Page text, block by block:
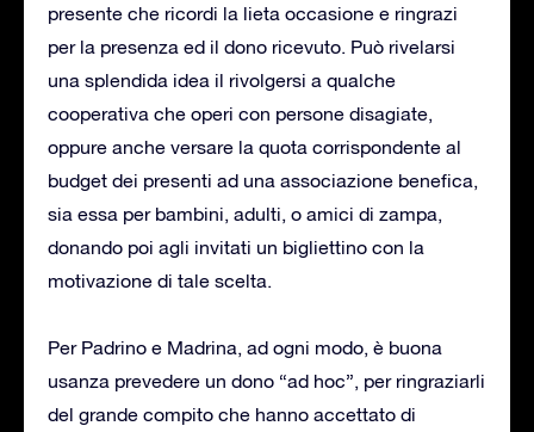
presente che ricordi la lieta occasione e ringrazi
per la presenza ed il dono ricevuto. Può rivelarsi
una splendida idea il rivolgersi a qualche
cooperativa che operi con persone disagiate,
oppure anche versare la quota corrispondente al
budget dei presenti ad una associazione benefica,
sia essa per bambini, adulti, o amici di zampa,
donando poi agli invitati un bigliettino con la
motivazione di tale scelta.
Per Padrino e Madrina, ad ogni modo, è buona
usanza prevedere un dono “ad hoc”, per ringraziarli
del grande compito che hanno accettato di